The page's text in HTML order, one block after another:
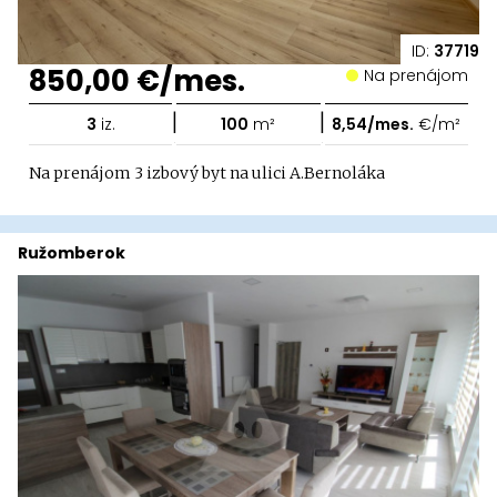
ID: 37719
850,00 €/mes. Na prenájom
3 iz. | 100 m² | 8,54/mes. €/m²
Na prenájom 3 izbový byt na ulici A.Bernoláka
Ružomberok